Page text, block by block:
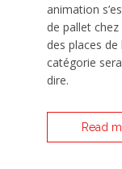
animation
de pallet
des places de
catégorie
dire.
Read